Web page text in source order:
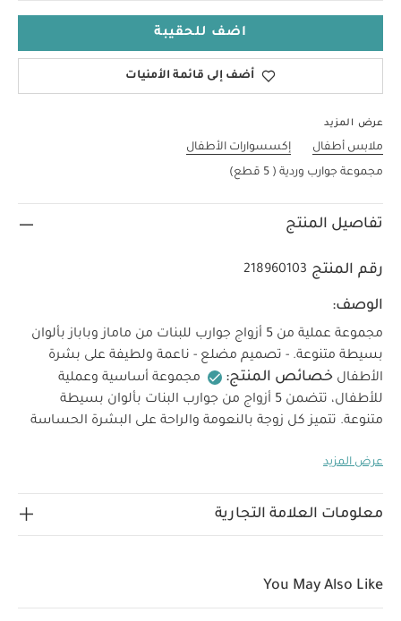
اضف للحقيبة
أضف إلى قائمة الأمنيات
عرض المزيد
ملابس أطفال
إكسسوارات الأطفال
مجموعة جوارب وردية ( 5 قطع)
تفاصيل المنتج
رقم المنتج 218960103
الوصف:
مجموعة عملية من 5 أزواج جوارب للبنات من ماماز وباباز بألوان
بسيطة متنوعة. - تصميم مضلع - ناعمة ولطيفة على بشرة
الأطفال خصائص المنتج:
مجموعة أساسية وعملية
للأطفال، تتضمن 5 أزواج من جوارب البنات بألوان بسيطة
متنوعة. تتميز كل زوجة بالنعومة والراحة على البشرة الحساسة
75% / بوليستر 22% / إيلاستان 3%
المبيض
لا تكوى لاتنظف جافاً
بالمجفف قد يعجبك أيضاً:
جوارب طويلة مزينة بكشكش في الخلف
عرض المزيد
معلومات العلامة التجارية
You May Also Like